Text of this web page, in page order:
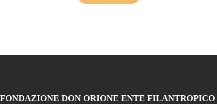
FONDAZIONE DON ORIONE ENTE FILANTROPICO